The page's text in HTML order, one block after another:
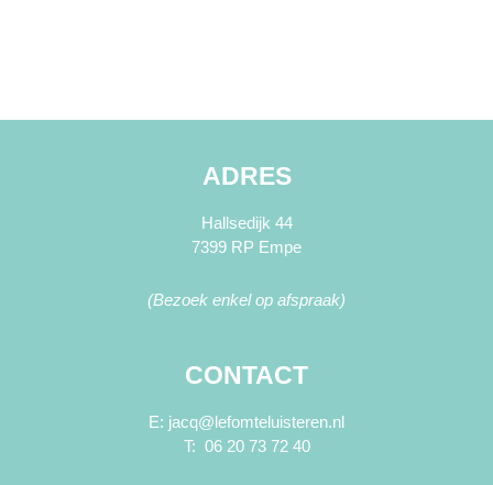
ADRES
Hallsedijk 44
7399 RP Empe
(Bezoek enkel op afspraak)
CONTACT
E: jacq@lefomteluisteren.nl
T: 06 20 73 72 40